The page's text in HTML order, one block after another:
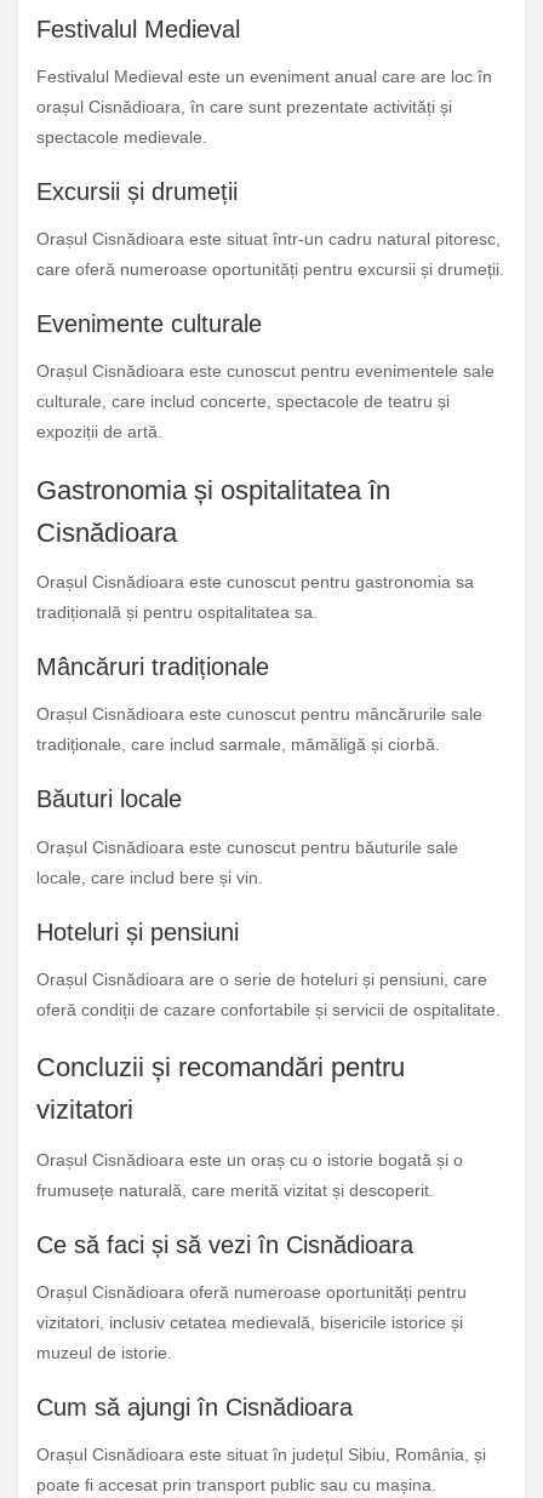
Festivalul Medieval
Festivalul Medieval este un eveniment anual care are loc în
orașul Cisnădioara, în care sunt prezentate activități și
spectacole medievale.
Excursii și drumeții
Orașul Cisnădioara este situat într-un cadru natural pitoresc,
care oferă numeroase oportunități pentru excursii și drumeții.
Evenimente culturale
Orașul Cisnădioara este cunoscut pentru evenimentele sale
culturale, care includ concerte, spectacole de teatru și
expoziții de artă.
Gastronomia și ospitalitatea în
Cisnădioara
Orașul Cisnădioara este cunoscut pentru gastronomia sa
tradițională și pentru ospitalitatea sa.
Mâncăruri tradiționale
Orașul Cisnădioara este cunoscut pentru mâncărurile sale
tradiționale, care includ sarmale, mămăligă și ciorbă.
Băuturi locale
Orașul Cisnădioara este cunoscut pentru băuturile sale
locale, care includ bere și vin.
Hoteluri și pensiuni
Orașul Cisnădioara are o serie de hoteluri și pensiuni, care
oferă condiții de cazare confortabile și servicii de ospitalitate.
Concluzii și recomandări pentru
vizitatori
Orașul Cisnădioara este un oraș cu o istorie bogată și o
frumusețe naturală, care merită vizitat și descoperit.
Ce să faci și să vezi în Cisnădioara
Orașul Cisnădioara oferă numeroase oportunități pentru
vizitatori, inclusiv cetatea medievală, bisericile istorice și
muzeul de istorie.
Cum să ajungi în Cisnădioara
Orașul Cisnădioara este situat în județul Sibiu, România, și
poate fi accesat prin transport public sau cu mașina.